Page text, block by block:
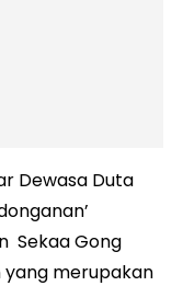
Dewasa Duta
Sekaa Gong
yang merupakan